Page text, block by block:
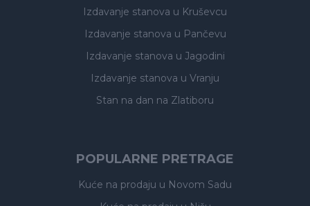
Izdavanje stanova u Kruševcu
Izdavanje stanova u Pančevu
Izdavanje stanova u Jagodini
Izdavanje stanova u Vranju
Stan na dan na Zlatiboru
POPULARNE PRETRAGE
Kuće na prodaju u Novom Sadu